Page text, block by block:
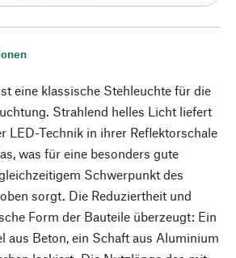
eine klassische Stehleuchte für die
Strahlend helles Licht liefert
LED-Technik in ihrer Reflektorschale
was für eine besonders gute
Schwerpunkt des
sorgt. Die Reduziertheit und
Form der Bauteile überzeugt: Ein
aus Beton, ein Schaft aus Aluminium